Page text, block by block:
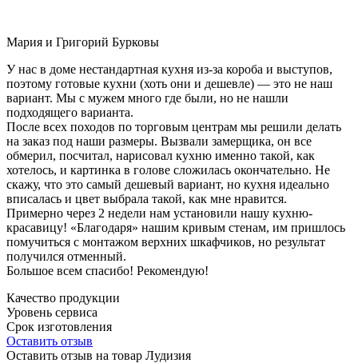
Мария и Григорий Бурковы
У нас в доме нестандартная кухня из-за короба и выступов,
поэтому готовые кухни (хоть они и дешевле) — это не наш
вариант. Мы с мужем много где были, но не нашли
подходящего варианта.
После всех походов по торговым центрам мы решили делать
на заказ под наши размеры. Вызвали замерщика, он все
обмерил, посчитал, нарисовал кухню именно такой, как
хотелось, и картинка в голове сложилась окончательно. Не
скажу, что это самый дешевый вариант, но кухня идеально
вписалась и цвет выбрала такой, как мне нравится.
Примерно через 2 недели нам установили нашу кухню-
красавицу! «Благодаря» нашим кривым стенам, им пришлось
помучиться с монтажом верхних шкафчиков, но результат
получился отменный.
Большое всем спасибо! Рекомендую!
Качество продукции
Уровень сервиса
Срок изготовления
Оставить отзыв
Оставить отзыв на товар Лудизия